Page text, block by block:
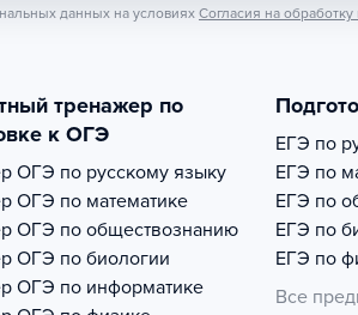
данных на условиях Согласия на
тренажер по
к ОГЭ
ОГЭ по русскому языку
ОГЭ по математике
ОГЭ по обществознанию
ОГЭ по биологии
ОГЭ по информатике
ЕГЭ по
ЕГЭ по
ЕГЭ по
ЕГЭ по
ЕГЭ по
Все